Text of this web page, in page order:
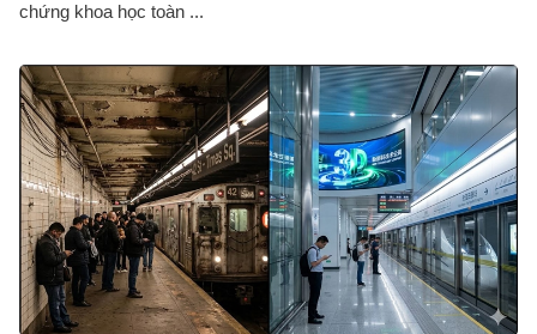
chứng khoa học toàn ...